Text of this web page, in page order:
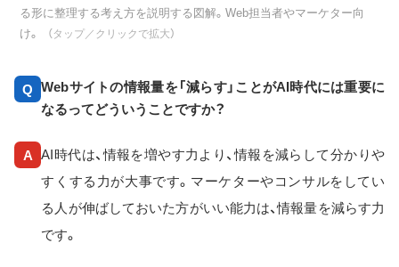
る形に整理する考え方を説明する図解。Web担当者やマーケター向
け。
（タップ／クリックで拡大）
Q
Webサイトの情報量を「減らす」ことがAI時代には重要に
なるってどういうことですか？
A
AI時代は、情報を増やす力より、情報を減らして分かりや
すくする力が大事です。マーケターやコンサルをしてい
る人が伸ばしておいた方がいい能力は、情報量を減らす力
です。